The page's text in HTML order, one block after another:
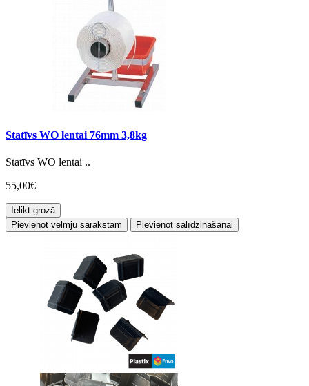
Statīvs WO lentai 76mm 3,8kg
Statīvs WO lentai ..
55,00€
Ielikt grozā
Pievienot vēlmju sarakstam
Pievienot salīdzināšanai